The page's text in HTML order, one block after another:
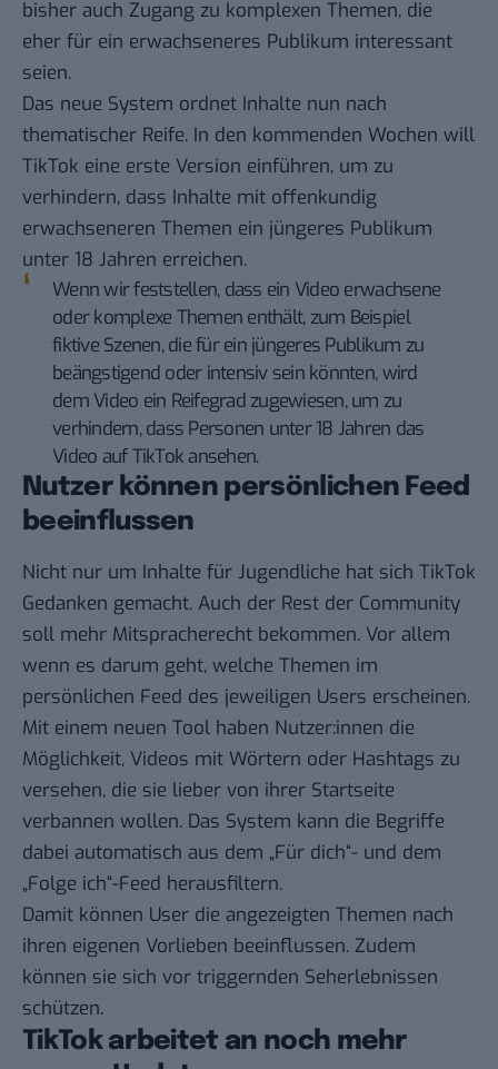
bisher auch Zugang zu komplexen Themen, die
eher für ein erwachseneres Publikum interessant
seien.
Das neue System ordnet Inhalte nun nach
thematischer Reife. In den kommenden Wochen will
TikTok eine erste Version einführen, um zu
verhindern, dass Inhalte mit offenkundig
erwachseneren Themen ein jüngeres Publikum
unter 18 Jahren erreichen.
Wenn wir feststellen, dass ein Video erwachsene
oder komplexe Themen enthält, zum Beispiel
fiktive Szenen, die für ein jüngeres Publikum zu
beängstigend oder intensiv sein könnten, wird
dem Video ein Reifegrad zugewiesen, um zu
verhindern, dass Personen unter 18 Jahren das
Video auf TikTok ansehen.
Nutzer können persönlichen Feed
beeinflussen
Nicht nur um Inhalte für Jugendliche hat sich TikTok
Gedanken gemacht. Auch der Rest der Community
soll mehr Mitspracherecht bekommen. Vor allem
wenn es darum geht, welche Themen im
persönlichen Feed des jeweiligen Users erscheinen.
Mit einem neuen Tool haben Nutzer:innen die
Möglichkeit, Videos mit Wörtern oder Hashtags zu
versehen, die sie lieber von ihrer Startseite
verbannen wollen. Das System kann die Begriffe
dabei automatisch aus dem „Für dich“- und dem
„Folge ich“-Feed herausfiltern.
Damit können User die angezeigten Themen nach
ihren eigenen Vorlieben beeinflussen. Zudem
können sie sich vor triggernden Seherlebnissen
schützen.
TikTok arbeitet an noch mehr